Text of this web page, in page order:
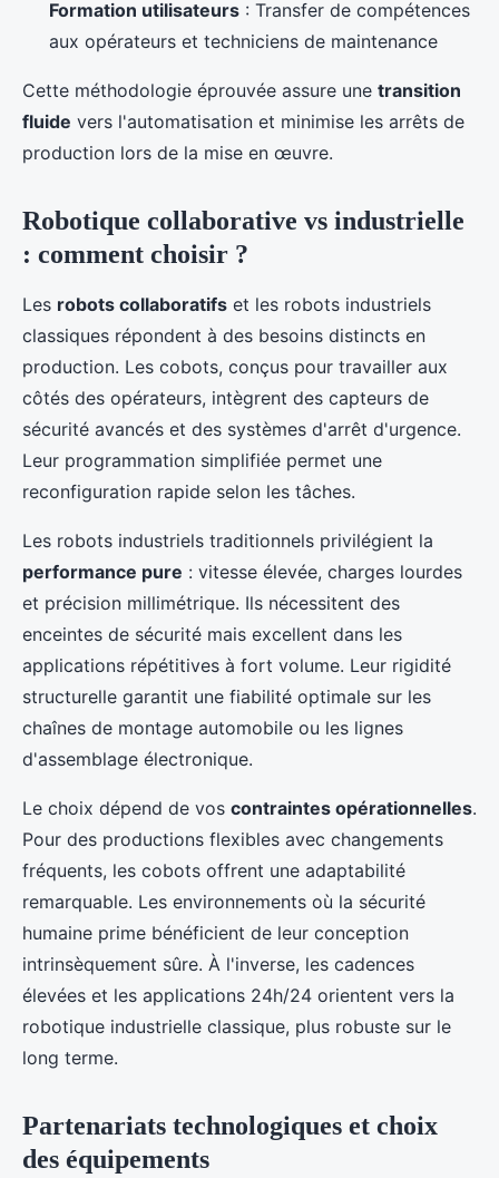
Formation utilisateurs : Transfer de compétences
aux opérateurs et techniciens de maintenance
Cette méthodologie éprouvée assure une transition
fluide vers l'automatisation et minimise les arrêts de
production lors de la mise en œuvre.
Robotique collaborative vs industrielle
: comment choisir ?
Les robots collaboratifs et les robots industriels
classiques répondent à des besoins distincts en
production. Les cobots, conçus pour travailler aux
côtés des opérateurs, intègrent des capteurs de
sécurité avancés et des systèmes d'arrêt d'urgence.
Leur programmation simplifiée permet une
reconfiguration rapide selon les tâches.
Les robots industriels traditionnels privilégient la
performance pure : vitesse élevée, charges lourdes
et précision millimétrique. Ils nécessitent des
enceintes de sécurité mais excellent dans les
applications répétitives à fort volume. Leur rigidité
structurelle garantit une fiabilité optimale sur les
chaînes de montage automobile ou les lignes
d'assemblage électronique.
Le choix dépend de vos contraintes opérationnelles.
Pour des productions flexibles avec changements
fréquents, les cobots offrent une adaptabilité
remarquable. Les environnements où la sécurité
humaine prime bénéficient de leur conception
intrinsèquement sûre. À l'inverse, les cadences
élevées et les applications 24h/24 orientent vers la
robotique industrielle classique, plus robuste sur le
long terme.
Partenariats technologiques et choix
des équipements